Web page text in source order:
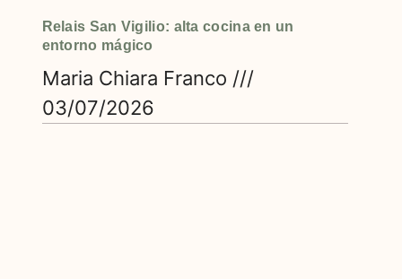
Relais San Vigilio: alta cocina en un
entorno mágico
Maria Chiara Franco
03/07/2026